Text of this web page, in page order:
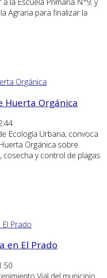
Agraria para finalizar la
Huerta Orgánica
Ecología Urbana, convoca
Orgánica sobre
y control de plagas.
en El Prado